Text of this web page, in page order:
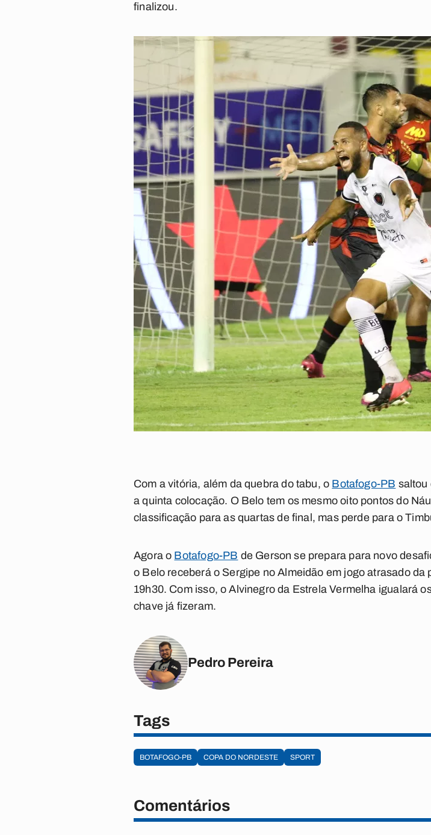
finalizou.
Com a vitória, além da quebra do tabu, o Botafogo-PB saltou
a quinta colocação. O Belo tem os mesmo oito pontos do
classificação para as quartas de final, mas perde para o
Agora o Botafogo-PB de Gerson se prepara para novo
o Belo receberá o Sergipe no Almeidão em jogo atrasado
19h30. Com isso, o Alvinegro da Estrela Vermelha igualará
chave já fizeram.
Pedro Pereira
Tags
BOTAFOGO-PB COPA DO NORDESTE SPORT
Comentários